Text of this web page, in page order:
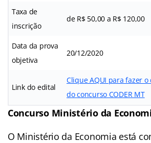
Taxa de
inscrição
de R$ 50,00 a R$ 120,00
Data da prova
objetiva
20/12/2020
Link do edital
Clique AQUI para fazer
do concurso CODER MT
Concurso Ministério da
O Ministério da Economia está